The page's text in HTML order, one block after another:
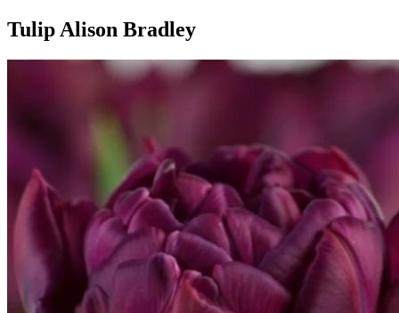
Tulip Alison Bradley